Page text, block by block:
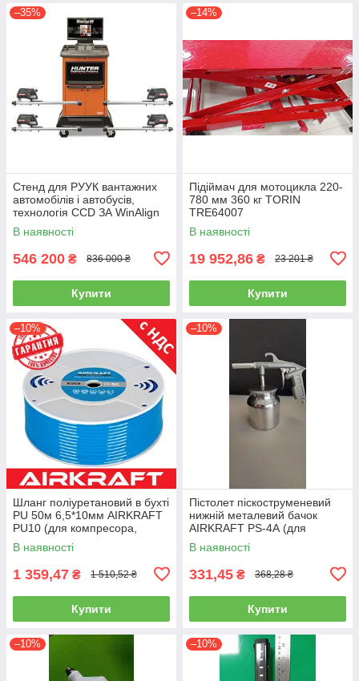
–35%
Стенд для РУУК вантажних
автомобілів і автобусів,
технологія CCD ЗА WinAlign
HUNTER WA510E-DSP740T
В наявності
546 200 ₴ 836 000 ₴
Купити
–14%
Підіймач для мотоцикла 220-
780 мм 360 кг TORIN
TRE64007
В наявності
19 952,86 ₴ 23 201 ₴
Купити
–10%
Шланг поліуретановий в бухті
PU 50м 6,5*10мм AIRKRAFT
PU10 (для компресора,
пневматичний, повітряний)
В наявності
1 359,47 ₴ 1 510,52 ₴
Купити
–10%
Пістолет піскоструменевий
нижній металевий бачок
AIRKRAFT PS-4А (для
розпилення, нагнітання,
пневмопістолет)
В наявності
331,45 ₴ 368,28 ₴
Купити
–10% –10%